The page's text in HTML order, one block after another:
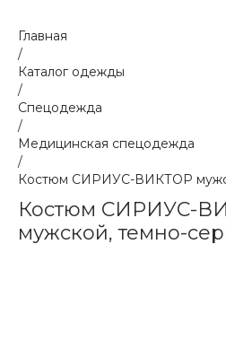
Главная
/
Каталог одежды
/
Спецодежда
/
Медицинская спецодежда
/
Костюм СИРИУС-ВИКТОР
Костюм СИРИУС-
мужской, темно-